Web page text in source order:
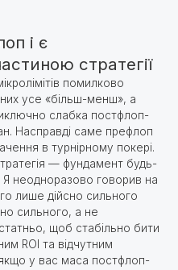
і є
стратегії
помилково
усе «більш-менш», а
слабка постфлоп-
Насправді саме префлоп
в турнірному покері.
— фундамент будь-
Я неодноразово говорив на
лише дійсно сильного
сильного, а не
щоб стабільно бити
ROI та відчутним
якщо у вас маса постфлоп-